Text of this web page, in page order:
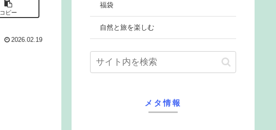
コピー
2026.02.19
福袋
自然と旅を楽しむ
メタ情報